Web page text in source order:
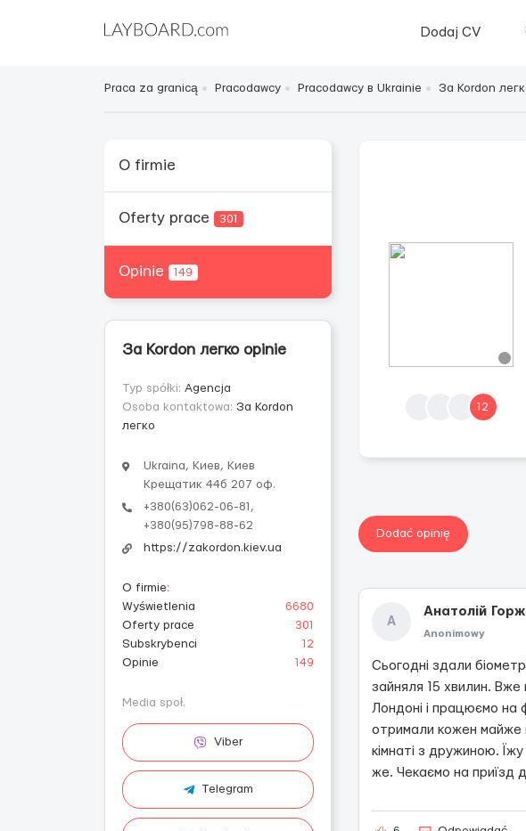
Dodaj CV
Praca za granicą Pracodawcy Pracodawcy в Ukrainie За Kordon
O firmie
Oferty prace 301
Opinie 149
За Kordon легко opinie
Typ spółki: Agencja
Osoba kontaktowa: За Kordon
легко
Ukraina, Киев, Киев
Крещатик 44б 207 оф.
+380(63)062-06-81,
+380(95)798-88-62
https://zakordon.kiev.ua
O firmie:
Wyświetlenia
6680
Oferty prace
301
Subskrybenci
12
Opinie
149
Media społ.
Viber
Telegram
12
Dodać opinię
А
Анатолій Горж
Anonimowy
Сьогодні здали
зайняля 15 хвилин. Вже
Лондоні і працюємо на
отримали кожен майже
кімнаті з дружиною. Їжу
же. Чекаємо на приїзд